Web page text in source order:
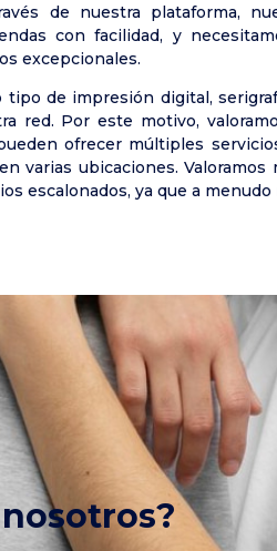
de nuestra plataforma,
con facilidad, y
excepcionales.
tipo de impresión digital,
red. Por este motivo,
ofrecer múltiples
varias ubicaciones.
escalonados, ya que a